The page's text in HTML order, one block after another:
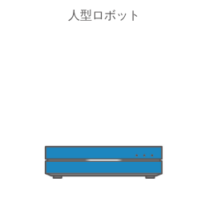
人型ロボット